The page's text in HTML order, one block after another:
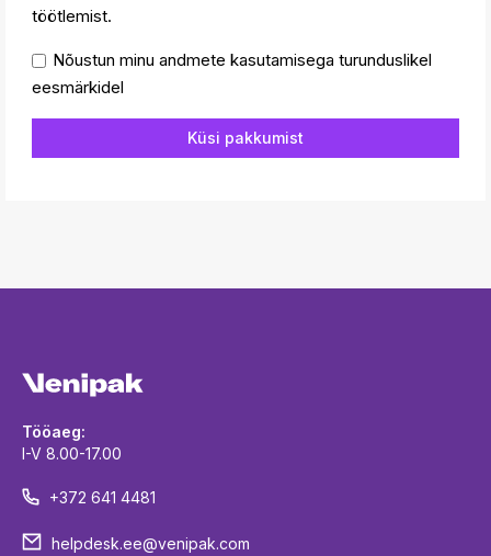
töötlemist.
Nõustun minu andmete kasutamisega turunduslikel
eesmärkidel
Tööaeg:
I-V 8.00-17.00
+372 641 4481
helpdesk.ee@venipak.com